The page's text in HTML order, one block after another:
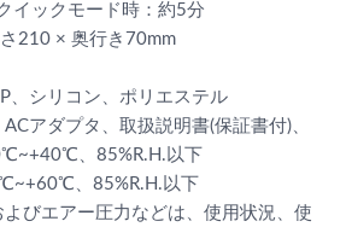
イックモード時：約5分
210 × 奥行き70mm
、シリコン、ポリエステル
アダプタ、取扱説明書(保証書付)、
、85%R.H.以下
、85%R.H.以下
びエアー圧力などは、使用状況、使